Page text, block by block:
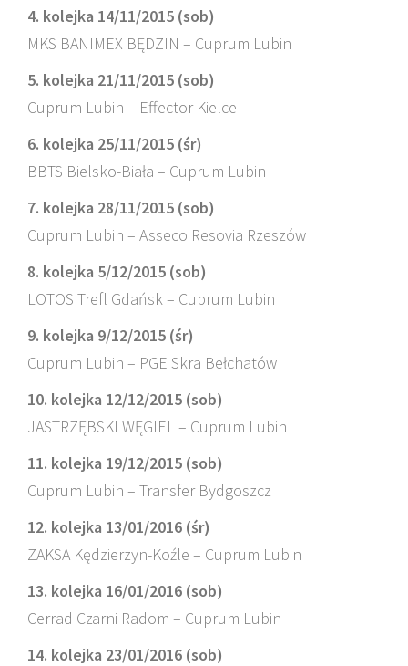
4. kolejka 14/11/2015 (sob)
MKS BANIMEX BĘDZIN – Cuprum Lubin
5. kolejka 21/11/2015 (sob)
Cuprum Lubin – Effector Kielce
6. kolejka 25/11/2015 (śr)
BBTS Bielsko-Biała – Cuprum Lubin
7. kolejka 28/11/2015 (sob)
Cuprum Lubin – Asseco Resovia Rzeszów
8. kolejka 5/12/2015 (sob)
LOTOS Trefl Gdańsk – Cuprum Lubin
9. kolejka 9/12/2015 (śr)
Cuprum Lubin – PGE Skra Bełchatów
10. kolejka 12/12/2015 (sob)
JASTRZĘBSKI WĘGIEL – Cuprum Lubin
11. kolejka 19/12/2015 (sob)
Cuprum Lubin – Transfer Bydgoszcz
12. kolejka 13/01/2016 (śr)
ZAKSA Kędzierzyn-Koźle – Cuprum Lubin
13. kolejka 16/01/2016 (sob)
Cerrad Czarni Radom – Cuprum Lubin
14. kolejka 23/01/2016 (sob)